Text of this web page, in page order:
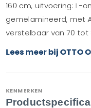
160 cm, uitvoering: L-
gemelamineerd, met
verstelbaar van 70 tot
Lees meer bij OTTO
KENMERKEN